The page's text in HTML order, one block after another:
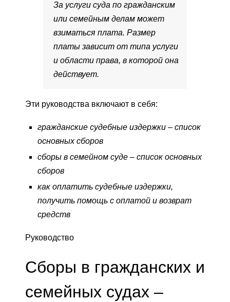
За услуги суда по гражданским
или семейным делам может
взиматься плата. Размер
платы зависит от типа услуги
и области права, в которой она
действует.
Эти руководства включают в себя:
гражданские судебные издержки – список
основных сборов
сборы в семейном суде – список основных
сборов
как оплатить судебные издержки,
получить помощь с оплатой и возврат
средств
Руководство
Сборы в гражданских и
семейных судах –